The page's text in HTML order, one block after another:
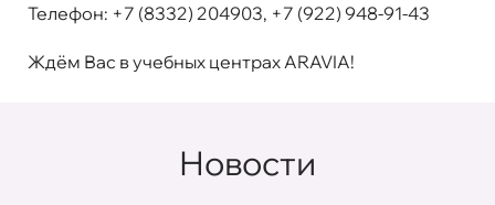
Телефон: +7 (8332) 204903, +7 (922) 948-91-43
Ждём Вас в учебных центрах ARAVIA!
Новости